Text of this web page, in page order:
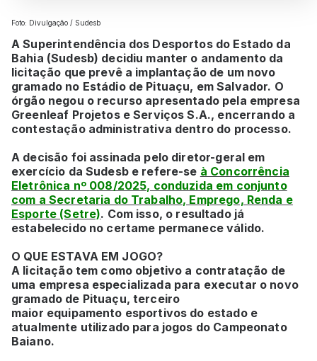
Foto: Divulgação / Sudesb
A Superintendência dos Desportos do Estado da
Bahia (Sudesb) decidiu manter o andamento da
licitação que prevê a implantação de um novo
gramado no Estádio de Pituaçu, em Salvador. O
órgão negou o recurso apresentado pela empresa
Greenleaf Projetos e Serviços S.A., encerrando a
contestação administrativa dentro do processo.
A decisão foi assinada pelo diretor-geral em
exercício da Sudesb e refere-se à Concorrência
Eletrônica nº 008/2025, conduzida em conjunto
com a Secretaria do Trabalho, Emprego, Renda e
Esporte (Setre). Com isso, o resultado já
estabelecido no certame permanece válido.
O QUE ESTAVA EM JOGO?
A licitação tem como objetivo a contratação de
uma empresa especializada para executar o novo
gramado de Pituaçu, terceiro
maior equipamento esportivos do estado e
atualmente utilizado para jogos do Campeonato
Baiano.